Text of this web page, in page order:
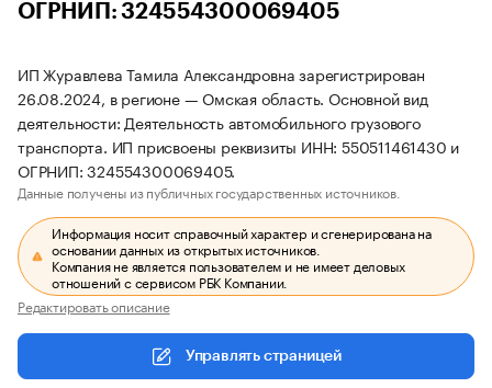
ОГРНИП: 324554300069405
ИП Журавлева Тамила Александровна зарегистрирован
26.08.2024, в регионе — Омская область. Основной вид
деятельности: Деятельность автомобильного грузового
транспорта. ИП присвоены реквизиты ИНН: 550511461430 и
ОГРНИП: 324554300069405.
Данные получены из публичных государственных источников.
Информация носит справочный характер и сгенерирована на
основании данных из открытых источников.
Компания не является пользователем и не имеет деловых
отношений с сервисом РБК Компании.
Редактировать описание
Управлять страницей